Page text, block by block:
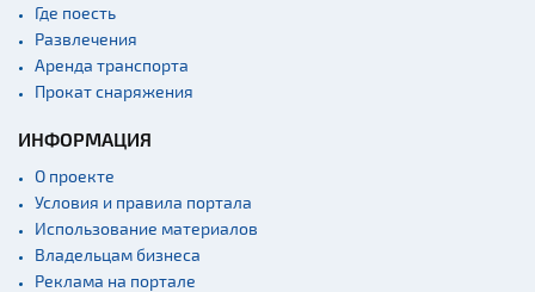
Памятники известным
людям
Кладбище
Костелы
Культурные центры
Театры
Национальные парки и
заказники
Где поесть
Развлечения
Аренда транспорта
Прокат снаряжения
ИНФОРМАЦИЯ
О проекте
Условия и правила портала
Использование материалов
Владельцам бизнеса
Реклама на портале